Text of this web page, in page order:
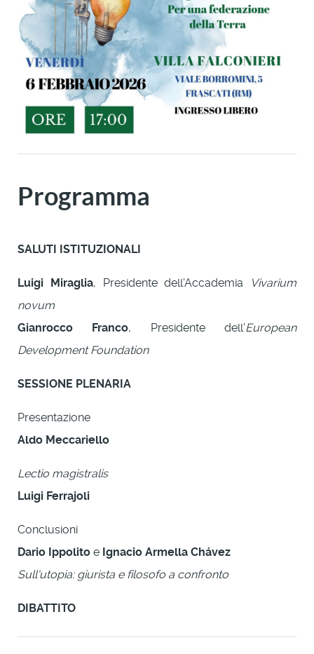
Programma
SALUTI ISTITUZIONALI
Luigi Miraglia, Presidente dell'Accademia
Vivarium
novum
Gianrocco Franco, Presidente dell'European
Development Foundation
SESSIONE PLENARIA
Presentazione
Aldo Meccariello
Lectio magistralis
Luigi Ferrajoli
Conclusioni
Dario Ippolito e Ignacio Armella Chávez
Sull'utopia: giurista e filosofo a confronto
DIBATTITO